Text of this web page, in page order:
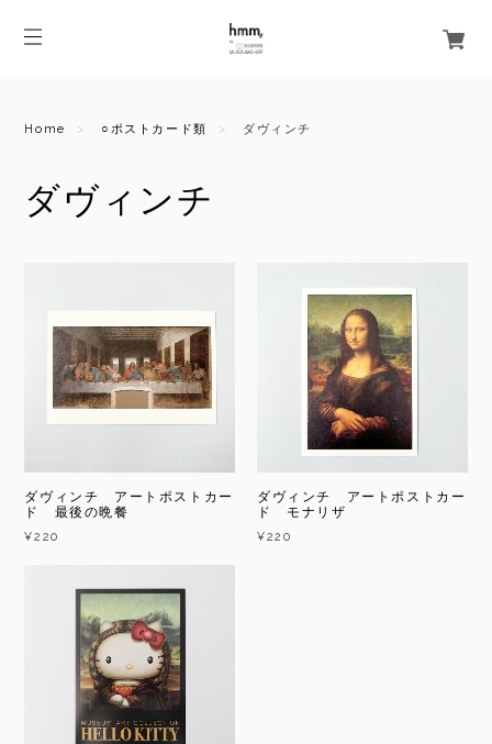
Home ○ポストカード類 ダヴィンチ
ダヴィンチ
ダヴィンチ アートポストカー
ド 最後の晩餐
¥220
ダヴィンチ アートポストカー
ド モナリザ
¥220